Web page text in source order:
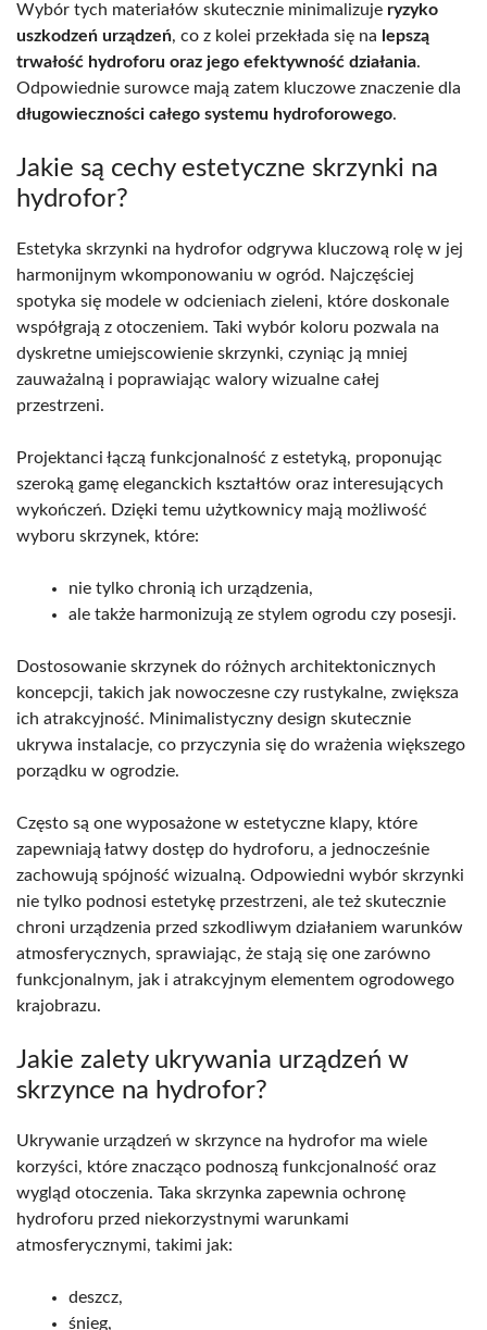
Wybór tych materiałów skutecznie minimalizuje ryzyko
uszkodzeń urządzeń, co z kolei przekłada się na lepszą
trwałość hydroforu oraz jego efektywność działania.
Odpowiednie surowce mają zatem kluczowe znaczenie dla
długowieczności całego systemu hydroforowego.
Jakie są cechy estetyczne skrzynki na
hydrofor?
Estetyka skrzynki na hydrofor odgrywa kluczową rolę w jej
harmonijnym wkomponowaniu w ogród. Najczęściej
spotyka się modele w odcieniach zieleni, które doskonale
współgrają z otoczeniem. Taki wybór koloru pozwala na
dyskretne umiejscowienie skrzynki, czyniąc ją mniej
zauważalną i poprawiając walory wizualne całej
przestrzeni.
Projektanci łączą funkcjonalność z estetyką, proponując
szeroką gamę eleganckich kształtów oraz interesujących
wykończeń. Dzięki temu użytkownicy mają możliwość
wyboru skrzynek, które:
nie tylko chronią ich urządzenia,
ale także harmonizują ze stylem ogrodu czy posesji.
Dostosowanie skrzynek do różnych architektonicznych
koncepcji, takich jak nowoczesne czy rustykalne, zwiększa
ich atrakcyjność. Minimalistyczny design skutecznie
ukrywa instalacje, co przyczynia się do wrażenia większego
porządku w ogrodzie.
Często są one wyposażone w estetyczne klapy, które
zapewniają łatwy dostęp do hydroforu, a jednocześnie
zachowują spójność wizualną. Odpowiedni wybór skrzynki
nie tylko podnosi estetykę przestrzeni, ale też skutecznie
chroni urządzenia przed szkodliwym działaniem warunków
atmosferycznych, sprawiając, że stają się one zarówno
funkcjonalnym, jak i atrakcyjnym elementem ogrodowego
krajobrazu.
Jakie zalety ukrywania urządzeń w
skrzynce na hydrofor?
Ukrywanie urządzeń w skrzynce na hydrofor ma wiele
korzyści, które znacząco podnoszą funkcjonalność oraz
wygląd otoczenia. Taka skrzynka zapewnia ochronę
hydroforu przed niekorzystnymi warunkami
atmosferycznymi, takimi jak:
deszcz,
śnieg,